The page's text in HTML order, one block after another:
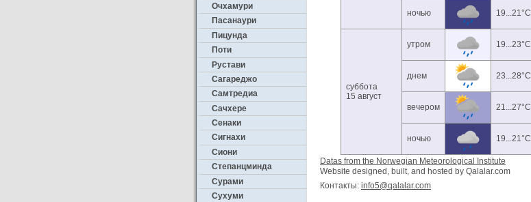
Очхамури
Пасанаури
Пицунда
Поти
Рустави
Сагареджо
Самтредиа
Сачхере
Сенаки
Сигнахи
Сиони
Степанцминда
Сурами
Сухуми
ночью 19...21°C
суббота
15 август
утром 19...23°C
днем 23...28°C
вечером 21...27°C
ночью 19...21°C
Datas from the Norwegian Meteorological Institute
Website designed, built, and hosted by Qalalar.com
Контакты: info5@qalalar.com